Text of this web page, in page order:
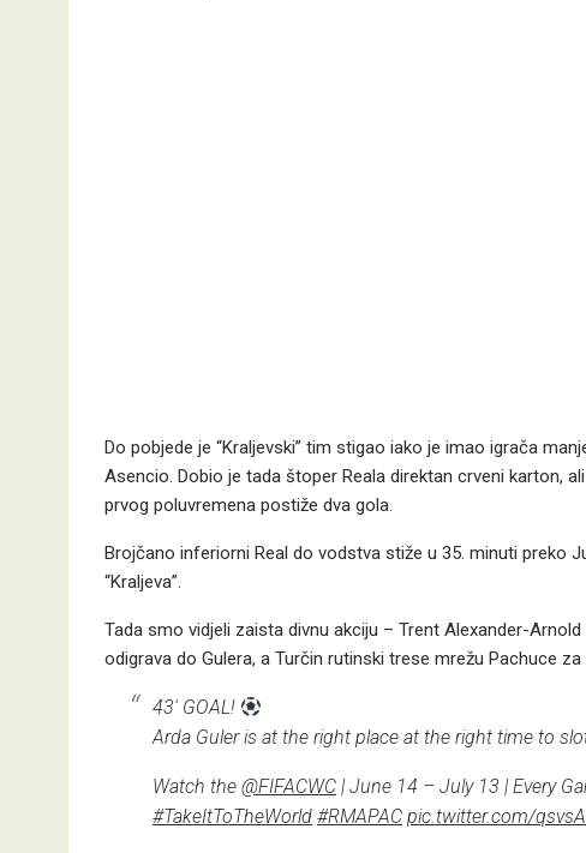
Do pobjede je “Kraljevski” tim stigao iako je imao igrača
Asencio. Dobio je tada štoper Reala direktan crveni karton,
prvog poluvremena postiže dva gola.
Brojčano inferiorni Real do vodstva stiže u 35. minuti preko
“Kraljeva”.
Tada smo vidjeli zaista divnu akciju – Trent Alexander-
odigrava do Gulera, a Turčin rutinski trese mrežu Pachuce za
43′ GOAL!
Arda Guler is at the right place at the right time to
Watch the @FIFACWC | June 14 – July 13 | Every
#TakeItToTheWorld #RMAPAC pic.twitter.com/